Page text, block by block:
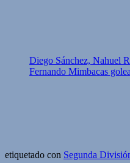
Diego Sánchez, Nahuel
Fernando Mimbacas
etiquetado con Segunda